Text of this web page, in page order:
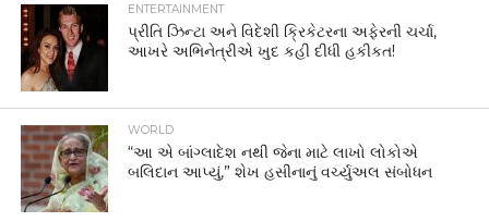
ENTERTAINMENT
પ્રીતિ ઝિન્ટા અને વિદેશી ક્રિકેટરના અફેરની ચર્ચા,
આખરે અભિનેત્રીએ ખુદ કહી દીધી હકીકત!
WORLD
“આ એ બાંગ્લાદેશ નથી જેના માટે લાખો લોકોએ
બલિદાન આપ્યું,” શેખ હસીનાનું વર્ચ્યુઅલ સંબોધન